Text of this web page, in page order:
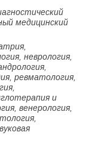
медицинский
неврология,
ревматология,
и
венерология,